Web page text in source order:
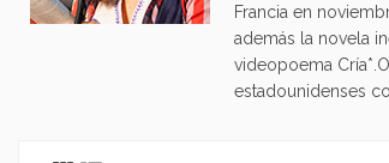
Francia en
además la novela
videopoema
estadounidenses